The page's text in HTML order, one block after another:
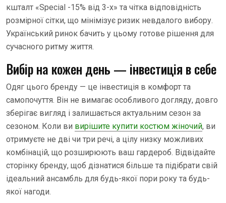
кшталт «Special -15% від 3-х» та чітка відповідність
розмірної сітки, що мінімізує ризик невдалого вибору.
Український ринок бачить у цьому готове рішення для
сучасного ритму життя.
Вибір на кожен день — інвестиція в себе
Одяг цього бренду — це інвестиція в комфорт та
самопочуття. Він не вимагає особливого догляду, довго
зберігає вигляд і залишається актуальним сезон за
сезоном. Коли ви вирішите купити костюм жіночий, ви
отримуєте не дві чи три речі, а цілу низку можливих
комбінацій, що розширюють ваш гардероб. Відвідайте
сторінку бренду, щоб дізнатися більше та підібрати свій
ідеальний ансамбль для будь-якої пори року та будь-
якої нагоди.